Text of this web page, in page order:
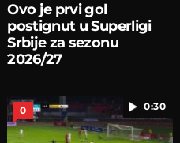
Ovo je prvi gol
postignut u Superligi
Srbije za sezonu
2026/27
0:30
0